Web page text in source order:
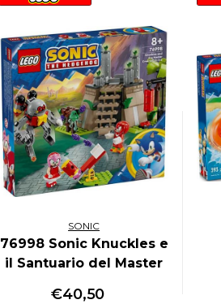
SONIC
76998 Sonic Knuckles e
il Santuario del Master
€40,50